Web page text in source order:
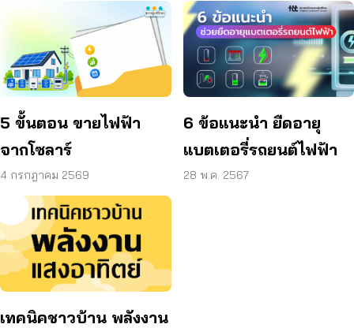
5 ขั้นตอน ขายไฟฟ้า
จากโซลาร์
4 กรกฎาคม 2569
6 ข้อแนะนำ ยืดอายุ
แบตเตอรี่รถยนต์ไฟฟ้า
28 พ.ค. 2567
เทคนิคชาวบ้าน พลังงาน